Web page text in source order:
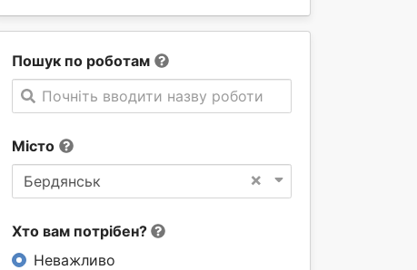
Пошук по роботам
Почніть вводити назву роботи
Місто
×
Бердянськ
Хто вам потрібен?
Неважливо